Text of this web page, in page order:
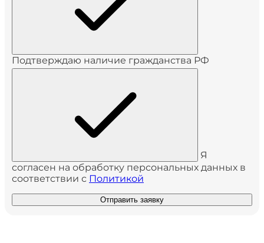
Подтверждаю наличие гражданства РФ
Я
согласен на обработку персональных данных в
соответствии с Политикой
Отправить заявку